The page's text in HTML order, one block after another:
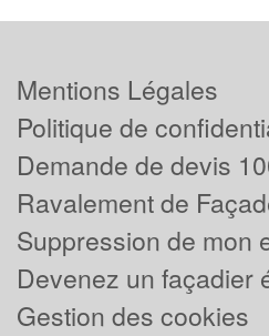
Mentions Légales
Politique de
Demande de devis
Ravalement de
Suppression de mon
Devenez un façadier
Gestion des cookies